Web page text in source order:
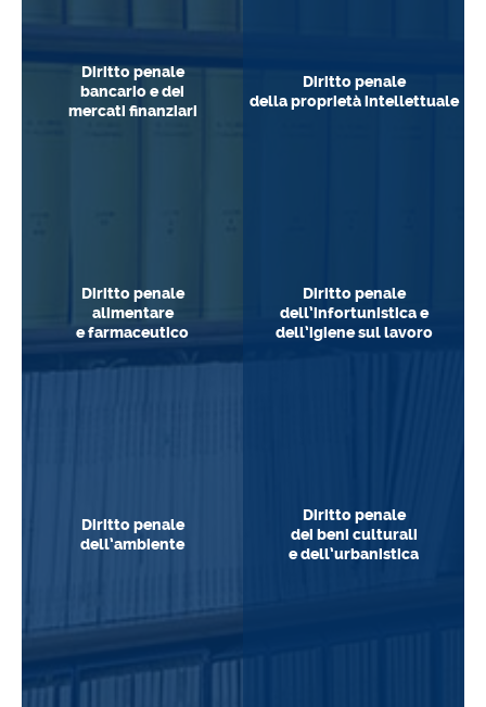
Diritto penale
bancario e dei
mercati finanziari
Diritto penale
della proprietà intellettuale
Diritto penale
alimentare
e farmaceutico
Entra
Diritto penale
dell’infortunistica e
dell’igiene sul lavoro
Diritto penale
dell’ambiente
Diritto penale
dei beni culturali
e dell’urbanistica